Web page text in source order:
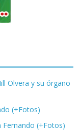
Olvera y su órgano
(+Fotos)
Fernando (+Fotos)